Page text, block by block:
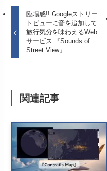
臨場感!! Googleストリー
トビューに音を追加して
旅行気分を味わえるWeb
サービス 『Sounds of
Street View』
関連記事